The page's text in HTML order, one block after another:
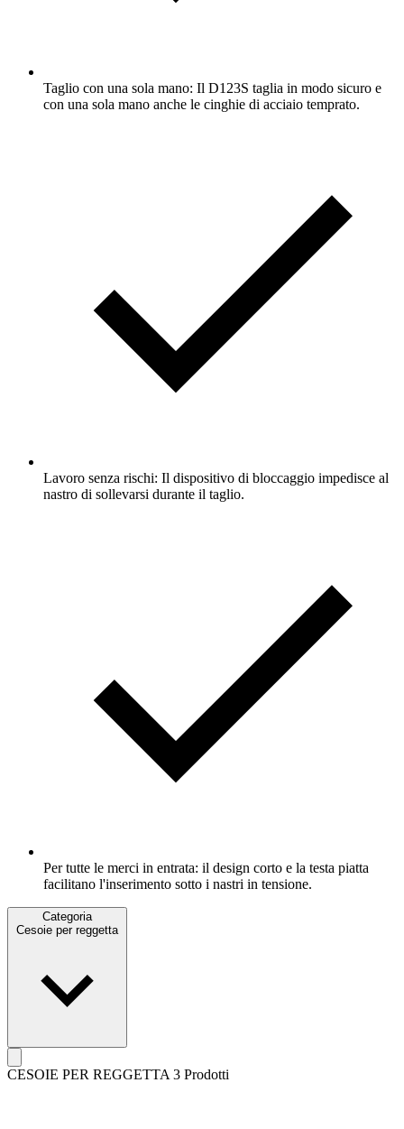
Taglio con una sola mano: Il D123S taglia in modo sicuro e
con una sola mano anche le cinghie di acciaio temprato.
Lavoro senza rischi: Il dispositivo di bloccaggio impedisce al
nastro di sollevarsi durante il taglio.
Per tutte le merci in entrata: il design corto e la testa piatta
facilitano l'inserimento sotto i nastri in tensione.
Categoria
Cesoie per reggetta
CESOIE PER REGGETTA 3 Prodotti